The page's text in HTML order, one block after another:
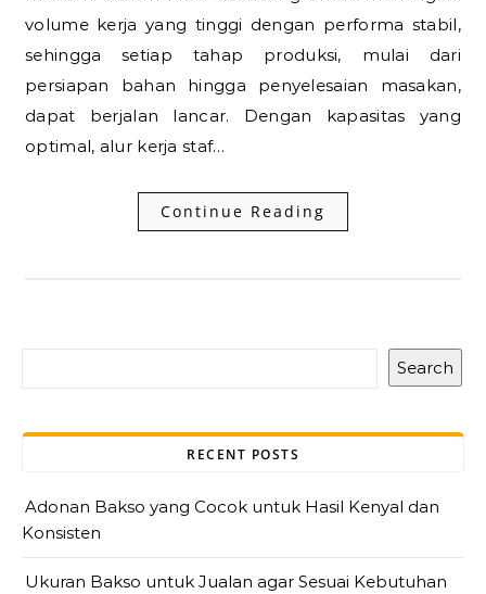
volume kerja yang tinggi dengan performa stabil,
sehingga setiap tahap produksi, mulai dari
persiapan bahan hingga penyelesaian masakan,
dapat berjalan lancar. Dengan kapasitas yang
optimal, alur kerja staf…
Continue Reading
Search
RECENT POSTS
Adonan Bakso yang Cocok untuk Hasil Kenyal dan
Konsisten
Ukuran Bakso untuk Jualan agar Sesuai Kebutuhan